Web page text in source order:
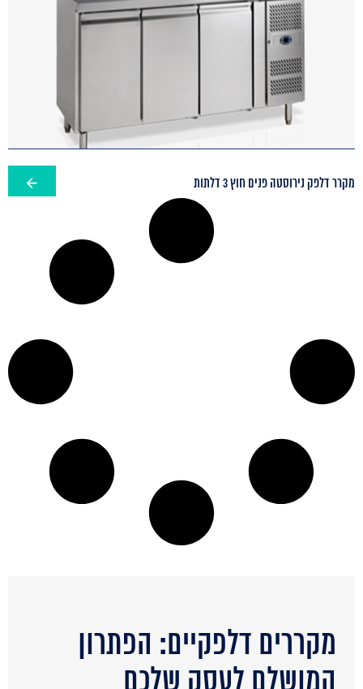
מקרר דלפק נירוסטה פנים חוץ 3 דלתות
מקררים דלפקיים: הפתרון